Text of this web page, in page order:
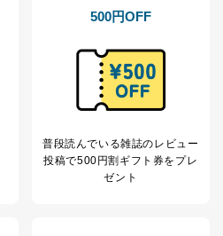
ス、キャンペーン等の広告の案内
閲覧履歴や購買履歴等の情報を分
析して、趣味・嗜好に
応じた新商品・サービスに関する
処、オペレーター教育など応対品
質向上のため
カスタマーQ＆Aサイトの投稿内容
500円OFF
普段読んでいる雑誌のレビュー
投稿で500円割ギフト券をプレ
ゼント